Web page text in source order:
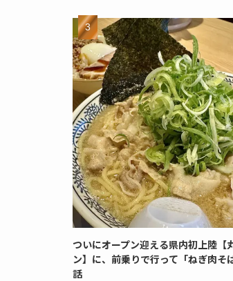
ついにオープン迎える県内初上陸【
ン】に、前乗りで行って「ねぎ肉そ
話